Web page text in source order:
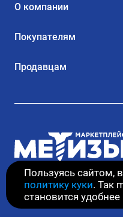
Пользуясь сайтом,
политику куки. Так
становится удобнее
© 2020–2026. Все права
О компании
Покупателям
Продавцам